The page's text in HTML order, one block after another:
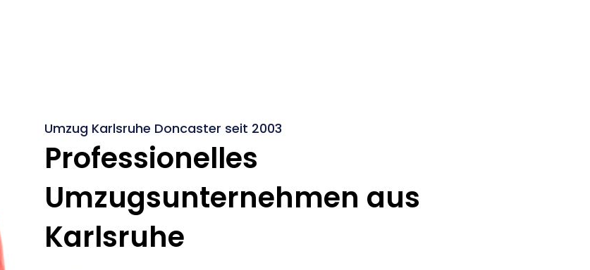
Umzug Karlsruhe Doncaster seit 2003
Professionelles
Umzugsunternehmen aus
Karlsruhe